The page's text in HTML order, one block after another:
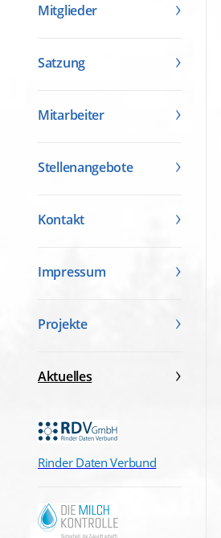
Mitglieder
Satzung
Mitarbeiter
Stellenangebote
Kontakt
Impressum
Projekte
Aktuelles
Rinder Daten Verbund